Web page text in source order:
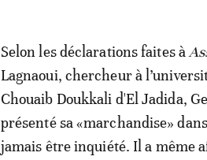
Selon les déclarations faites à
Lagnaoui, chercheur à
Chouaib Doukkali d'El Jadida,
présenté sa «marchandise»
jamais être inquiété. Il a même